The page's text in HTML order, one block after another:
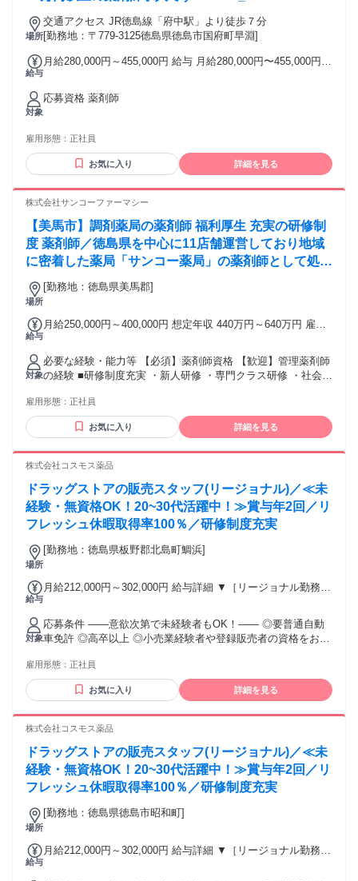
場所
交通アクセス JR徳島線「府中駅」より徒歩７分
[勤務地：〒779-3125徳島県徳島市国府町早淵]
給与
月給280,000円～455,000円 給与 月給280,000円〜455,000円
～70,000円 職務手当 35,000円 役職手当 0円～50,000円 その
他手当: 皆勤手当 5,000円、又は精勤手当 3,000円 給与詳細:
年２回（計3.50ヶ月分）※前年度実績 昇給（前年度実績）: 年
い方法）: 15日締め・当月28日支払い 銀行振込
対象
応募資格 薬剤師
雇用形態： 正社員
お気に入り 詳細を見る
株式会社サンコーファーマシー
【美馬市】調剤薬局の薬剤師 福利厚生 充実の研修制
度 薬剤師／徳島県を中心に11店舗運営しており地域
に密着した薬局「サンコー薬局」の薬剤師として処方
箋調剤等を行って頂きます。
場所
[勤務地：徳島県美馬郡]
給与
月給250,000円～400,000円 想定年収 440万円～640万円 雇用
給￥250,000～￥400,000 基本給￥250,000～￥400,000を含む/
月 ■賞与実績:年2回(昨年度実績3.75か月) 諸手当：通勤手当
（会社規定に基づき支給）、残業手当（残業時間に応じて別
途支給） 試用期間 有 期間：6ヶ月 備考：変更無
対象
必要な経験・能力等 【必須】薬剤師資格 【歓迎】管理薬剤師
の経験 ■研修制度充実 ・新人研修 ・専門クラス研修 ・社会人
部研修費用の支給申請制度 など ■キャリア支援制度充実 適性
や本人の意向に応じて職種ラインを選択できます ・管理薬剤
師 ・エリアマネージャー ・本部マネージャー など 学歴・資
雇用形態： 正社員
お気に入り 詳細を見る
株式会社コスモス薬品
ドラッグストアの販売スタッフ(リージョナル)／≪未
経験・無資格OK！20~30代活躍中！≫賞与年2回／リ
フレッシュ休暇取得率100％／研修制度充実
場所
[勤務地：徳島県板野郡北島町鯛浜]
給与
月給212,000円～302,000円 給与詳細 ▼［リージョナル勤務］
（残業時間 月2h程度） 247,000円～277,000円 【スキルアッ
プコース】早期キャリアアップを目指したい方向け 271,000円
～317,600円 （15ｈ分時間外手当含む。実際の残業時間11
ｈ） ※赴任住宅手当3万円込み（家賃6万円の物件入居の場
344,300円 （29ｈ分時間外手当含む。実際の残業時間16.5ｈ）
※赴任住宅手当3万円込み（家賃6万円の物件入居の場合）
【経験者B】小売業で店長・マネジメント職経験者(登録販売
者)) 309,300円～376,200円 （39ｈ分時間外手当含む。実際の
残業時間22ｈ） ※赴任住宅手当3万円込み（家賃6万円の物件
入居の場合） 勤務形態やエリアによって異なります。 詳細に
ついては【勤務地範囲と給与について】をご確認ください。
対象
応募条件 ――意欲次第で未経験者もOK！―― ◎要普通自動
車免許 ◎高卒以上 ◎小売業経験者や登録販売者の資格をお持
後、資格取得を目指すことも可能。研修や講習会もあり。 ※
同業界からの転職者が増えてきており、入社後活躍に繋がっ
ています。もちろん異業界からの応募や、第二新卒者も含め
雇用形態： 正社員
お気に入り 詳細を見る
株式会社コスモス薬品
ドラッグストアの販売スタッフ(リージョナル)／≪未
経験・無資格OK！20~30代活躍中！≫賞与年2回／リ
フレッシュ休暇取得率100％／研修制度充実
場所
[勤務地：徳島県徳島市昭和町]
給与
月給212,000円～302,000円 給与詳細 ▼［リージョナル勤務］